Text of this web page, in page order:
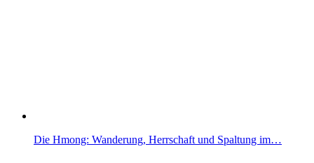
Die Hmong: Wanderung, Herrschaft und Spaltung im…